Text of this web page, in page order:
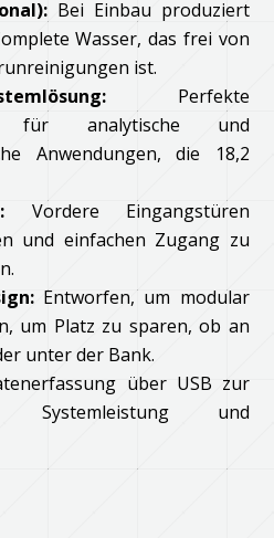
Bei Einbau produziert
Wasser, das frei von
ist.
Perfekte
für analytische und
Anwendungen, die 18,2
Vordere Eingangstüren
und einfachen Zugang zu
Entworfen, um modular
um Platz zu sparen, ob an
unter der Bank.
über USB zur
Systemleistung und